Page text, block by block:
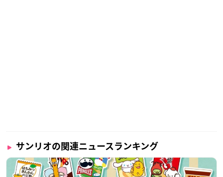
サンリオの関連ニュースランキング